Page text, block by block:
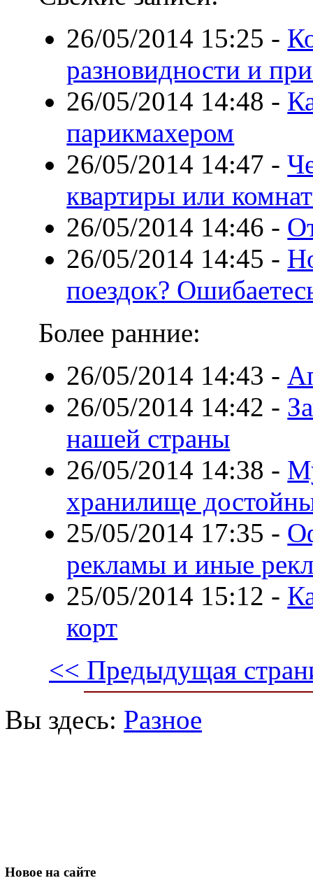
26/05/2014 15:25 -
разновидности и
26/05/2014 14:48 -
парикмахером
26/05/2014 14:47 -
квартиры или
26/05/2014 14:46 -
26/05/2014 14:45 -
поездок?
Более ранние:
26/05/2014 14:43 -
26/05/2014 14:42 -
нашей страны
26/05/2014 14:38 -
хранилище
25/05/2014 17:35 -
рекламы и иные
25/05/2014 15:12 -
корт
<< Предыдущая
Вы здесь: Разное
Новое на сайте